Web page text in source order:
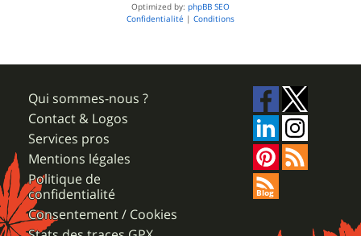
Optimized by: phpBB SEO
Confidentialité | Conditions
Qui sommes-nous ?
Contact & Logos
Services pros
Mentions légales
Politique de
confidentialité
Consentement / Cookies